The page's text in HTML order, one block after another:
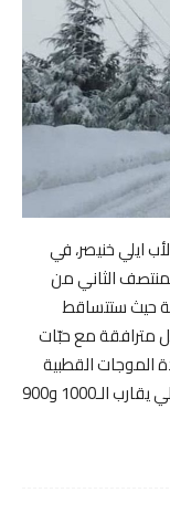
ايلي خنيصر، في
الثاني من
حيث ستتساقط
مترافقة مع حبّات
الموجات القطبية
الباردة الآيلة الى هطول الثلوج على ارتفاع وسطي يقارب الـ1000 و900